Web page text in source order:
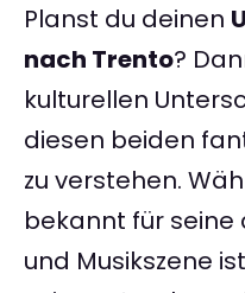
Planst du deinen
nach Trento?
kulturellen
diesen beiden
zu verstehen.
bekannt für
und Musikszene